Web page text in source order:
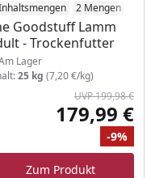
Preis
2 Mengen
Goodstuff Lamm
- Trockenfutter
am Lager
Lager
25 kg (7,20 €/kg)
UVP 199,98 €
179,99 €
-9%
Zum Produkt